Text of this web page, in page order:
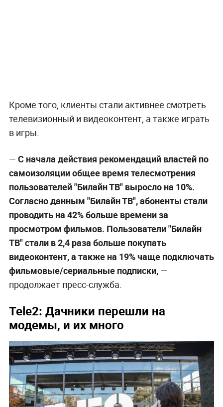
Кроме того, клиенты стали активнее смотреть
телевизионный и видеоконтент, а также играть
в игры.
— С начала действия рекомендаций властей по
самоизоляции общее время телесмотрения
пользователей "Билайн ТВ" выросло на 10%.
Согласно данным "Билайн ТВ", абоненты стали
проводить на 42% больше времени за
просмотром фильмов. Пользователи "Билайн
ТВ" стали в 2,4 раза больше покупать
видеоконтент, а также на 19% чаще подключать
фильмовые/сериальные подписки,—
продолжает пресс-служба.
Tele2: Дачники перешли на
модемы, и их много